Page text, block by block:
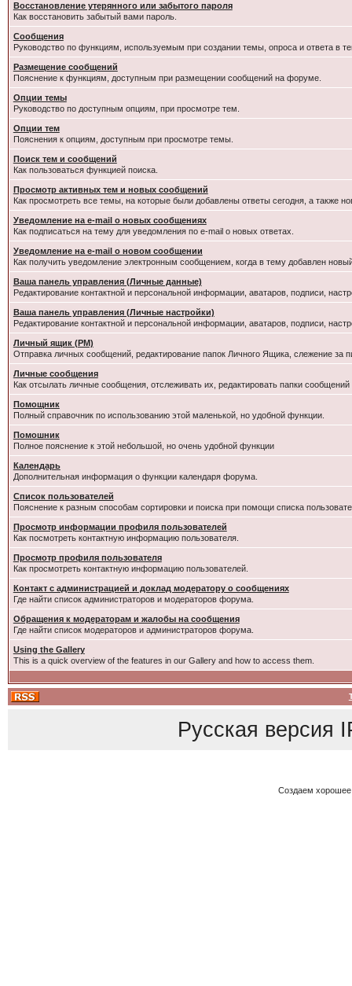
Восстановление утерянного или забытого пароля
Как восстановить забытый вами пароль.
Сообщения
Руководство по функциям, используемым при создании темы, опроса и ответа в
Размещение сообщений
Пояснение к функциям, доступным при размещении сообщений на форуме.
Опции темы
Руководство по доступным опциям, при просмотре тем.
Опции тем
Пояснения к опциям, доступным при просмотре темы.
Поиск тем и сообщений
Как пользоваться функцией поиска.
Просмотр активных тем и новых сообщений
Как просмотреть все темы, на которые были добавлены ответы сегодня, а также
Уведомление на e-mail о новых сообщениях
Как подписаться на тему для уведомления по e-mail о новых ответах.
Уведомление на е-mail о новом сообщении
Как получить уведомление электронным сообщением, когда в тему добавлен
Ваша панель управления (Личные данные)
Редактирование контактной и персональной информации, аватаров, подписи,
Ваша панель управления (Личные настройки)
Редактирование контактной и персональной информации, аватаров, подписи,
Личный ящик (PM)
Отправка личных сообщений, редактирование папок Личного Ящика, слежение за
Личные сообщения
Как отсылать личные сообщения, отслеживать их, редактировать папки
Помощник
Полный справочник по использованию этой маленькой, но удобной функции.
Помошник
Полное пояснение к этой небольшой, но очень удобной функции
Календарь
Дополнительная информация о функции календаря форума.
Список пользователей
Пояснение к разным способам сортировки и поиска при помощи списка
Просмотр информации профиля пользователей
Как посмотреть контактную информацию пользователя.
Просмотр профиля пользователя
Как просмотреть контактную информацию пользователей.
Контакт с администрацией и доклад модератору о сообщениях
Где найти список администраторов и модераторов форума.
Обращения к модераторам и жалобы на сообщения
Где найти список модераторов и администраторов форума.
Using the Gallery
This is a quick overview of the features in our Gallery and how to access them.
Русская версия
Создаем